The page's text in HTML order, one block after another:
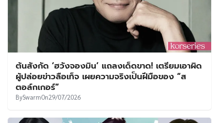
ต้นสังกัด ‘ฮวังจองมิน’ แถลงเด็ดขาด! เตรียมเอาผิด
ผู้ปล่อยข่าวลือเท็จ เผยความจริงเป็นฝีมือของ “ส
ตอล์กเกอร์”
BySwarmOn29/07/2026